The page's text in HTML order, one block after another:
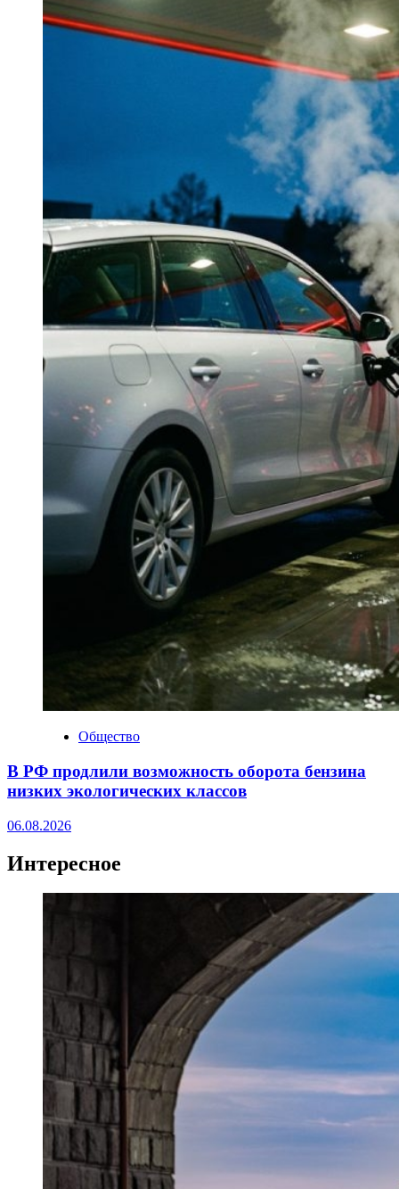
Общество
В РФ продлили возможность оборота бензина
низких экологических классов
06.08.2026
Интересное